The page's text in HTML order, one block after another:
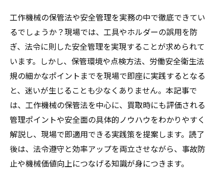
工作機械の保管法や安全管理を実務の中で徹底できてい
るでしょうか？現場では、工具やホルダーの誤用を防
ぎ、法令に則した安全管理を実現することが求められて
います。しかし、保管環境や点検方法、労働安全衛生法
規の細かなポイントまでを現場で即座に実践するとなる
と、迷いが生じることも少なくありません。本記事で
は、工作機械の保管法を中心に、買取時にも評価される
管理ポイントや安全面の具体的ノウハウをわかりやすく
解説し、現場で即適用できる実践策を提案します。読了
後は、法令遵守と効率アップを両立させながら、事故防
止や機械価値向上につなげる知識が身につきます。